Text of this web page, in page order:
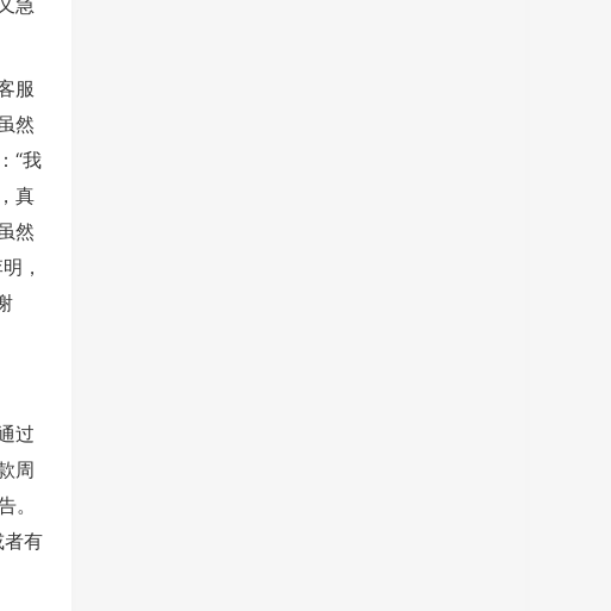
急
服
然
“我
真
然
，
过
周
。
者有